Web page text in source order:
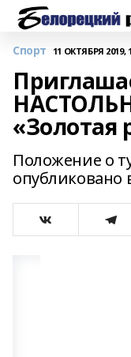
Спорт 11 ОКТЯБРЯ 2019,
«Золотая
Положение о
опубликовано